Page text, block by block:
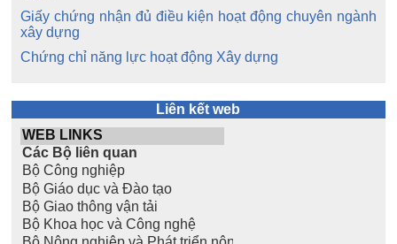
Giấy chứng nhận đủ điều kiện hoạt động chuyên ngành
xây dựng
Chứng chỉ năng lực hoạt động Xây dựng
Liên kết web